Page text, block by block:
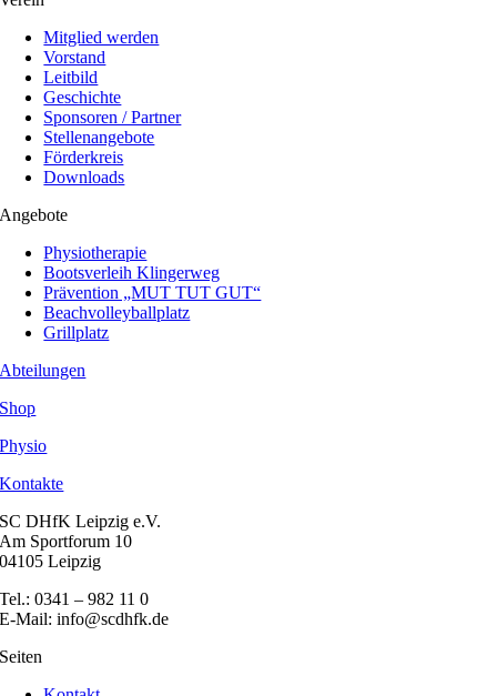
Mitglied werden
Vorstand
Leitbild
Geschichte
Sponsoren / Partner
Stellenangebote
Förderkreis
Downloads
Angebote
Physiotherapie
Bootsverleih Klingerweg
Prävention „MUT TUT GUT“
Beachvolleyballplatz
Grillplatz
Abteilungen
Shop
Physio
Kontakte
SC DHfK Leipzig e.V.
Am Sportforum 10
04105 Leipzig
Tel.: 0341 – 982 11 0
E-Mail: info@scdhfk.de
Seiten